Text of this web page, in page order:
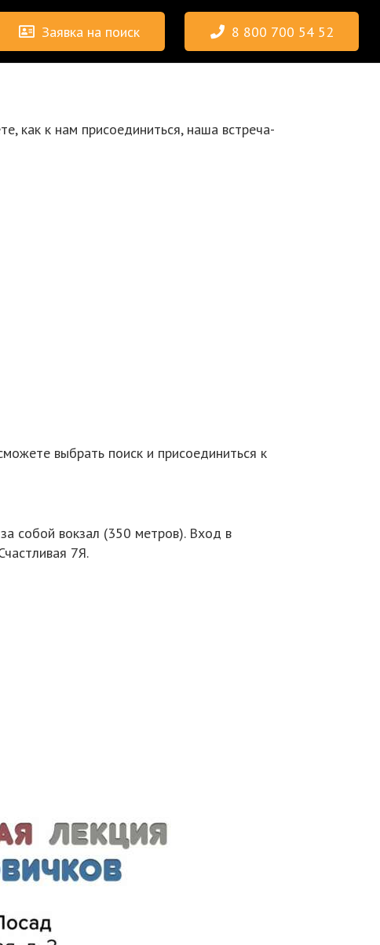
Заявка на поиск 8 800 700 54 52
как к нам присоединиться, наша встреча-
выбрать поиск и присоединиться к
собой вокзал (350 метров). Вход в
7Я.